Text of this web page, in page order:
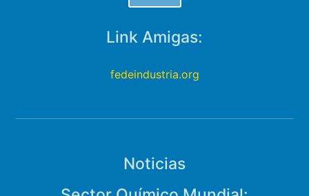
Link Amigas:
fedeindustria.org
Noticias